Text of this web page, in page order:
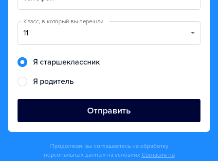
Класс, в который вы перешли
11
Я старшеклассник
Я родитель
Отправить
Продолжая, вы соглашаетесь на обработку
персональных данных на условиях Согласия на